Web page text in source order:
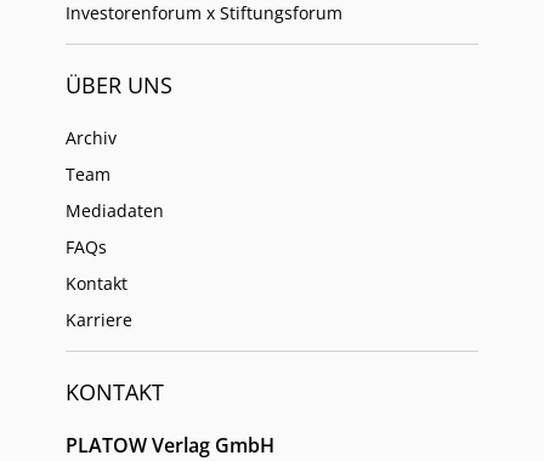
Investorenforum x Stiftungsforum
ÜBER UNS
Archiv
Team
Mediadaten
FAQs
Kontakt
Karriere
KONTAKT
PLATOW Verlag GmbH